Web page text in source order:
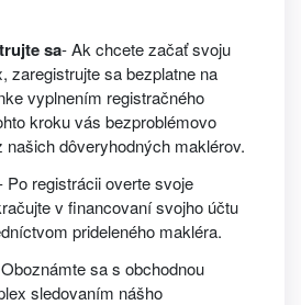
sa- Ak chcete začať svoju
zaregistrujte sa bezplatne na
vyplnením registračného
kroku vás bezproblémovo
dôveryhodných maklérov.
Po registrácii overte svoje
v financovaní svojho účtu
prideleného makléra.
sa s obchodnou
sledovaním nášho